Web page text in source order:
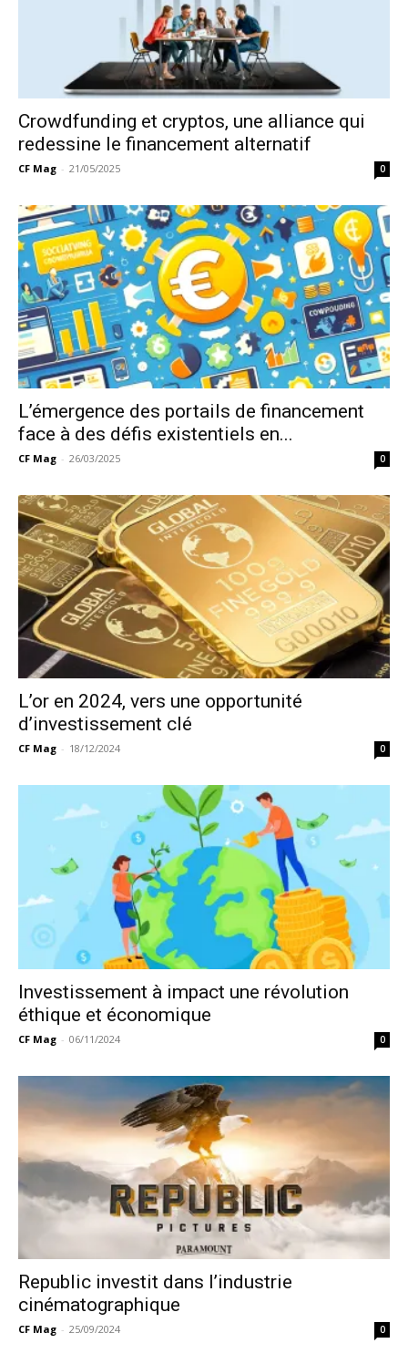
Crowdfunding et cryptos, une alliance qui
redessine le financement alternatif
CF Mag - 21/05/2025 0
L’émergence des portails de financement
face à des défis existentiels en...
CF Mag - 26/03/2025 0
L’or en 2024, vers une opportunité
d’investissement clé
CF Mag - 18/12/2024 0
Investissement à impact une révolution
éthique et économique
CF Mag - 06/11/2024 0
Republic investit dans l’industrie
cinématographique
CF Mag - 25/09/2024 0